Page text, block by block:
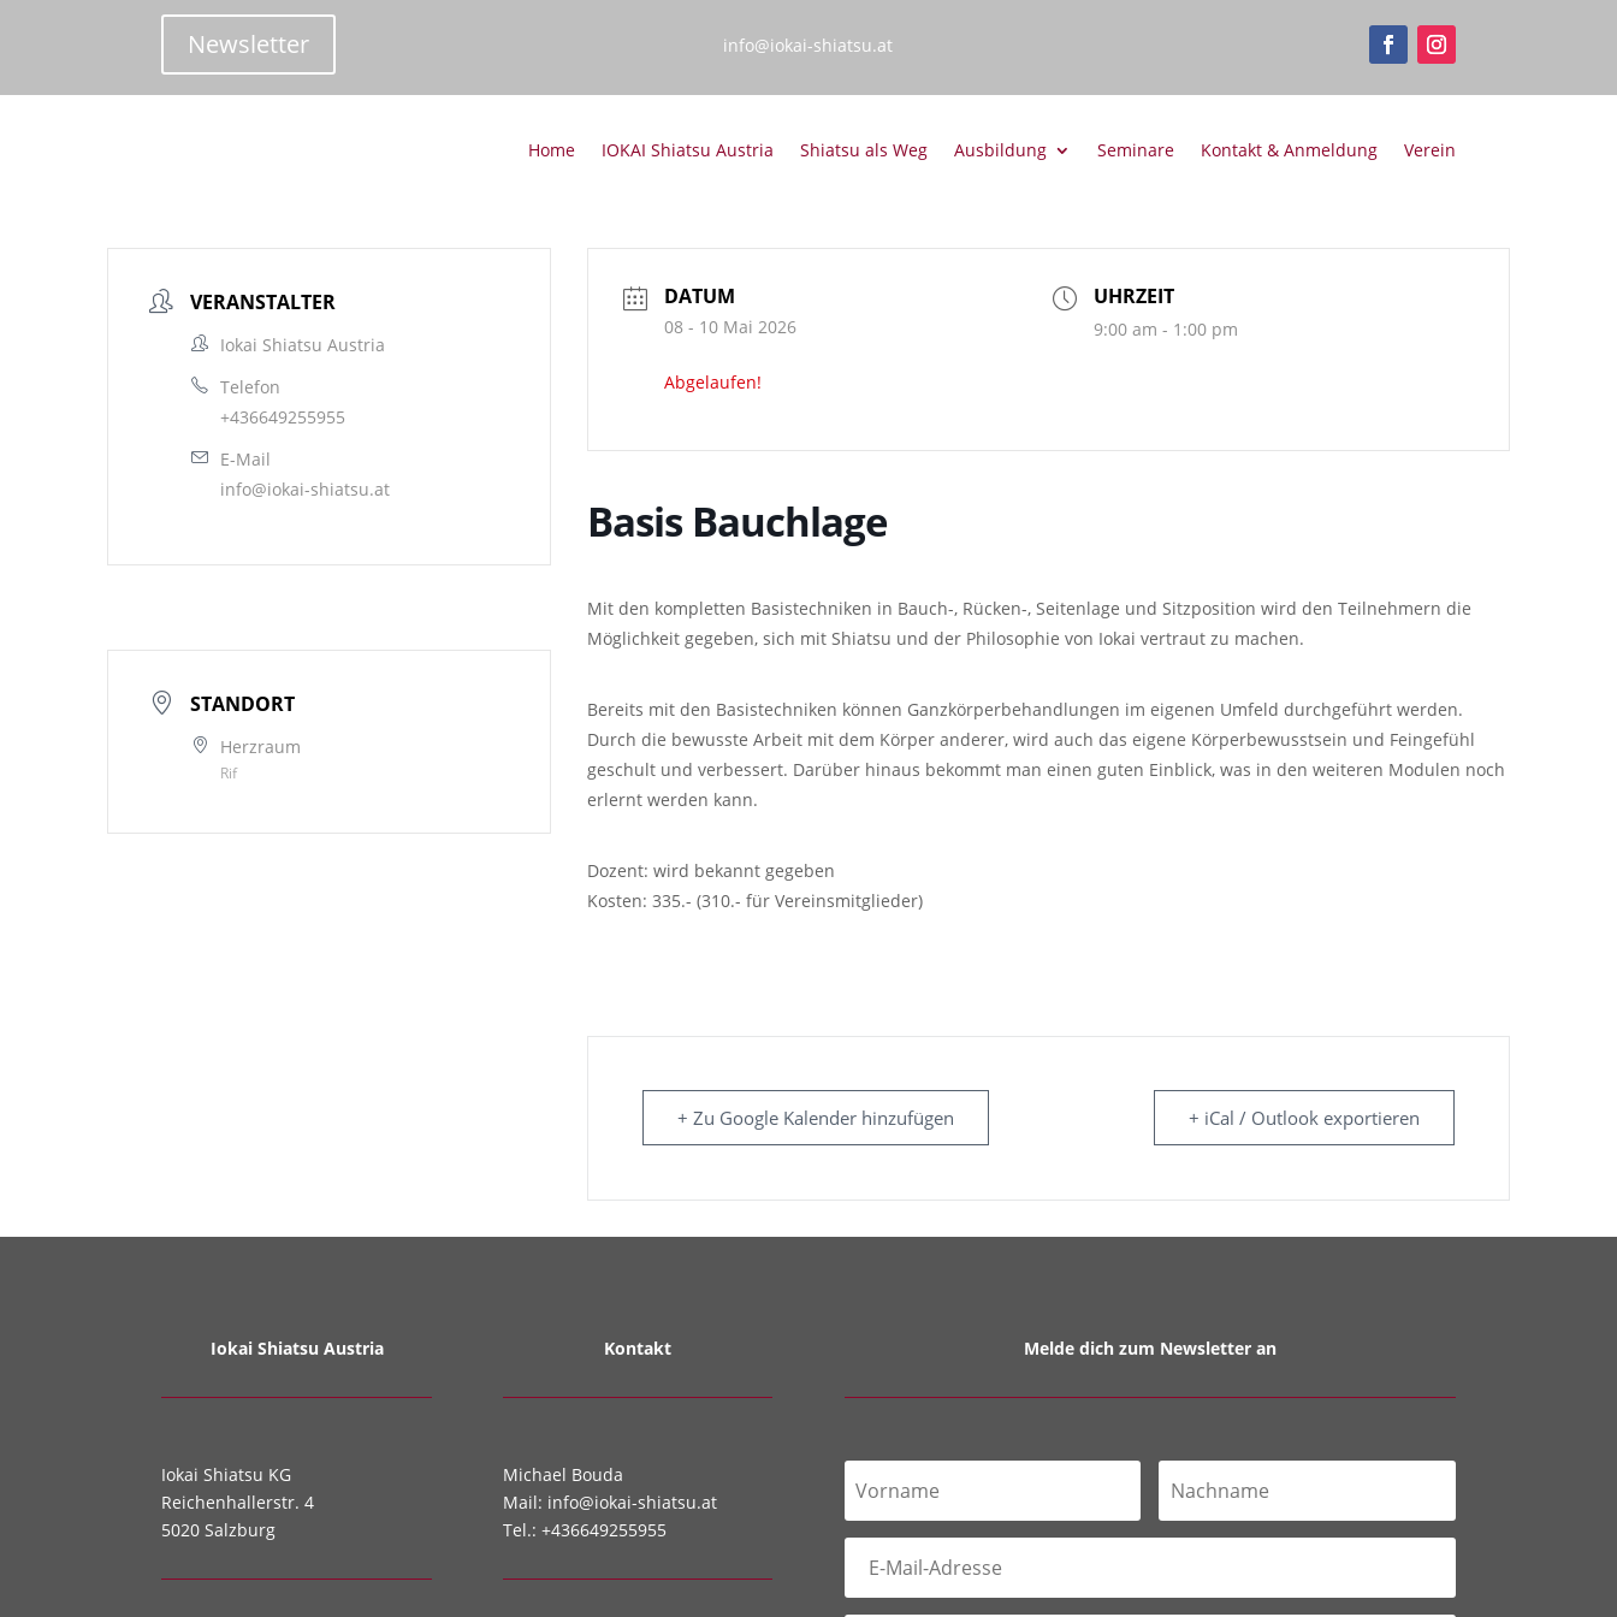
Newsletter info@iokai-shiatsu.at
Home IOKAI Shiatsu Austria Shiatsu als Weg Ausbildung Seminare Kontakt & Anmeldung Verein
VERANSTALTER
Iokai Shiatsu Austria
Telefon
+436649255955
E-Mail
info@iokai-shiatsu.at
STANDORT
Herzraum
Rif
DATUM
08 - 10 Mai 2026
Abgelaufen!
UHRZEIT
9:00 am - 1:00 pm
Basis Bauchlage
Mit den kompletten Basistechniken in Bauch-, Rücken-, Seitenlage und Sitzposition wird den Teilnehmern die
Möglichkeit gegeben, sich mit Shiatsu und der Philosophie von Iokai vertraut zu machen.
Bereits mit den Basistechniken können Ganzkörperbehandlungen im eigenen Umfeld durchgeführt werden.
Durch die bewusste Arbeit mit dem Körper anderer, wird auch das eigene Körperbewusstsein und Feingefühl
geschult und verbessert. Darüber hinaus bekommt man einen guten Einblick, was in den weiteren Modulen noch
erlernt werden kann.
Dozent: wird bekannt gegeben
Kosten: 335.- (310.- für Vereinsmitglieder)
+ Zu Google Kalender hinzufügen + iCal / Outlook exportieren
Iokai Shiatsu Austria
Iokai Shiatsu KG
Reichenhallerstr. 4
5020 Salzburg
Kontakt
Michael Bouda
Mail: info@iokai-shiatsu.at
Tel.: +436649255955
Melde dich zum Newsletter an